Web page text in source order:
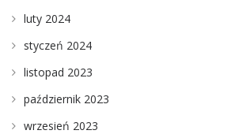
luty 2024
styczeń 2024
listopad 2023
październik 2023
wrzesień 2023